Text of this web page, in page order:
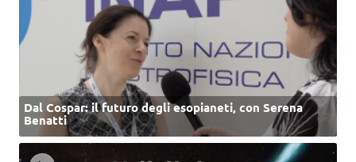
Dal Cospar: il futuro degli esopianeti, con Serena
Benatti